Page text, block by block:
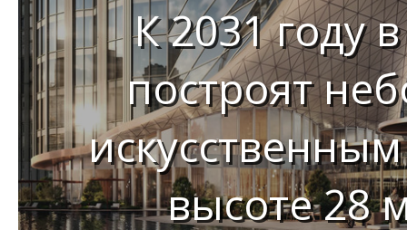
К 2031 году
построят
высоте 28